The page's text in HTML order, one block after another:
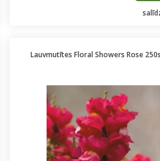
Lauvmutītes Floral Showers Rose